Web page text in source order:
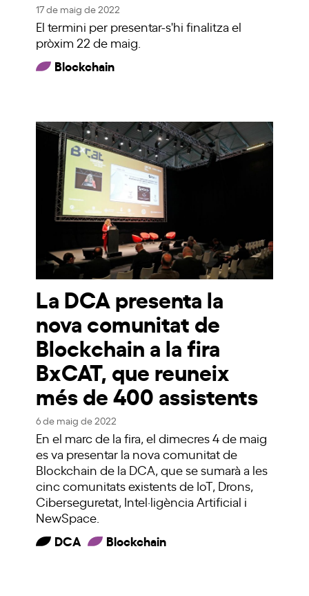
17 de maig de 2022
El termini per presentar-s'hi finalitza el
pròxim 22 de maig.
Blockchain
La DCA presenta la
nova comunitat de
Blockchain a la fira
BxCAT, que reuneix
més de 400 assistents
6 de maig de 2022
En el marc de la fira, el dimecres 4 de maig
es va presentar la nova comunitat de
Blockchain de la DCA, que se sumarà a les
cinc comunitats existents de IoT, Drons,
Ciberseguretat, Intel·ligència Artificial i
NewSpace.
DCA Blockchain